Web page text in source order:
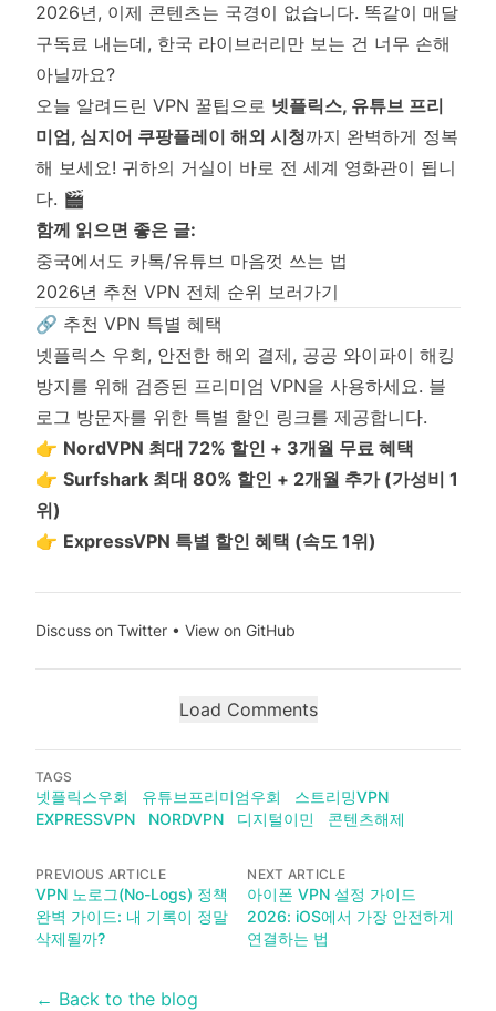
2026년, 이제 콘텐츠는 국경이 없습니다. 똑같이 매달
구독료 내는데, 한국 라이브러리만 보는 건 너무 손해
아닐까요?
오늘 알려드린 VPN 꿀팁으로 넷플릭스, 유튜브 프리
미엄, 심지어 쿠팡플레이 해외 시청까지 완벽하게 정복
해 보세요! 귀하의 거실이 바로 전 세계 영화관이 됩니
다. 🎬
함께 읽으면 좋은 글:
중국에서도 카톡/유튜브 마음껏 쓰는 법
2026년 추천 VPN 전체 순위 보러가기
🔗 추천 VPN 특별 혜택
넷플릭스 우회, 안전한 해외 결제, 공공 와이파이 해킹
방지를 위해 검증된 프리미엄 VPN을 사용하세요. 블
로그 방문자를 위한 특별 할인 링크를 제공합니다.
👉 NordVPN 최대 72% 할인 + 3개월 무료 혜택
👉 Surfshark 최대 80% 할인 + 2개월 추가 (가성비 1
위)
👉 ExpressVPN 특별 할인 혜택 (속도 1위)
Discuss on Twitter • View on GitHub
Load Comments
TAGS
넷플릭스우회 유튜브프리미엄우회
스트리밍VPN
EXPRESSVPN
NORDVPN 디지털이민 콘텐츠해제
PREVIOUS ARTICLE
VPN 노로그(No-Logs) 정책
완벽 가이드: 내 기록이 정말
삭제될까?
NEXT ARTICLE
아이폰 VPN 설정 가이드
2026: iOS에서 가장 안전하게
연결하는 법
← Back to the blog